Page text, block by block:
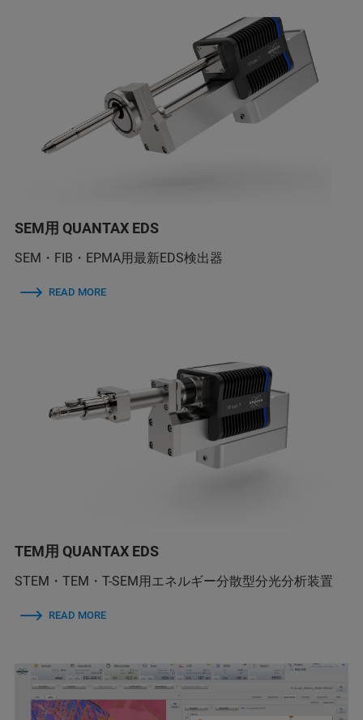
SEM用 QUANTAX EDS
SEM・FIB・EPMA用最新EDS検出器
READ MORE
TEM用 QUANTAX EDS
STEM・TEM・T-SEM用エネルギー分散型分光分析装置
READ MORE